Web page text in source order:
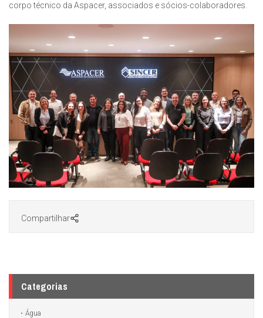
corpo técnico da Aspacer, associados e sócios-colaboradores.
Compartilhar
Categorias
Água